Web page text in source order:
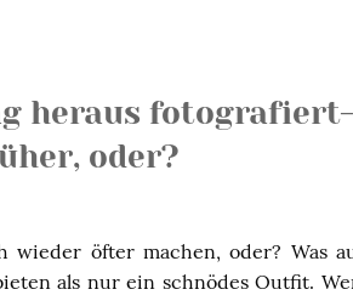
heraus
oder?
öfter machen, oder? Was
als nur ein schnödes Outfit.